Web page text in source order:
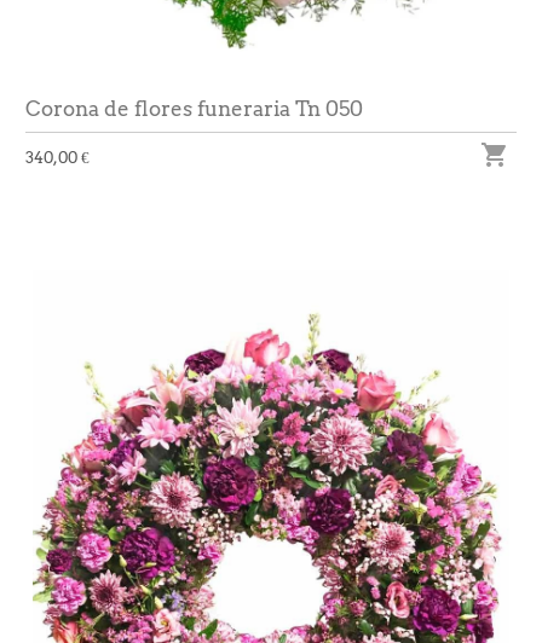
Corona de flores funeraria Tn 050
340,00 € 